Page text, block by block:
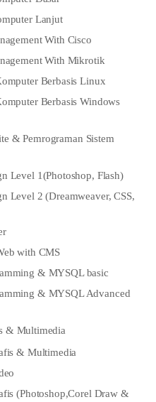
Lanjut
With Cisco
With Mikrotik
Berbasis Linux
Berbasis Windows
& Pemrograman Sistem
Level 1(Photoshop, Flash)
Level 2 (Dreamweaver, CSS,
with CMS
& MYSQL basic
& MYSQL Advanced
& Multimedia
& Multimedia
(Photoshop,Corel Draw &